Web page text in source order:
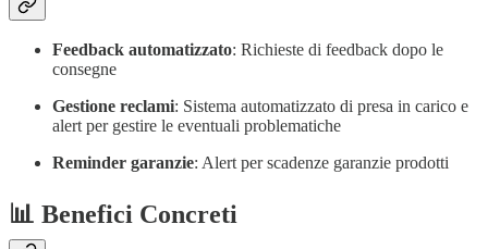
Feedback automatizzato: Richieste di feedback dopo le
consegne
Gestione reclami: Sistema automatizzato di presa in carico e
alert per gestire le eventuali problematiche
Reminder garanzie: Alert per scadenze garanzie prodotti
📊 Benefici Concreti